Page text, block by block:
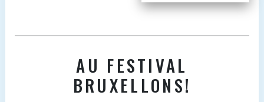
AU FESTIVAL
BRUXELLONS!